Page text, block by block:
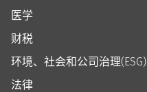
医学
财税
环境、社会和公司治理(ESG)
法律